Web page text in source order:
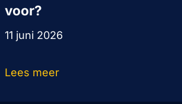
voor?
11 juni 2026
Lees meer